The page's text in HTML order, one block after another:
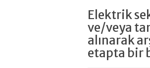
Elektrik
ve/veya
alınarak
etapta bir